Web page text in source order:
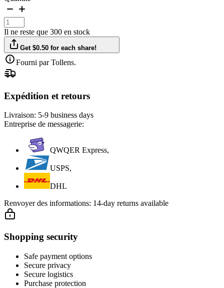
Il ne reste que 300 en stock
Get $0.50 for each share!
Fourni par Tollens.
Expédition et retours
Livraison: 5-9 business days
Entreprise de messagerie:
QWQER Express,
USPS,
DHL
Renvoyer des informations: 14-day returns available
Shopping security
Safe payment options
Secure privacy
Secure logistics
Purchase protection